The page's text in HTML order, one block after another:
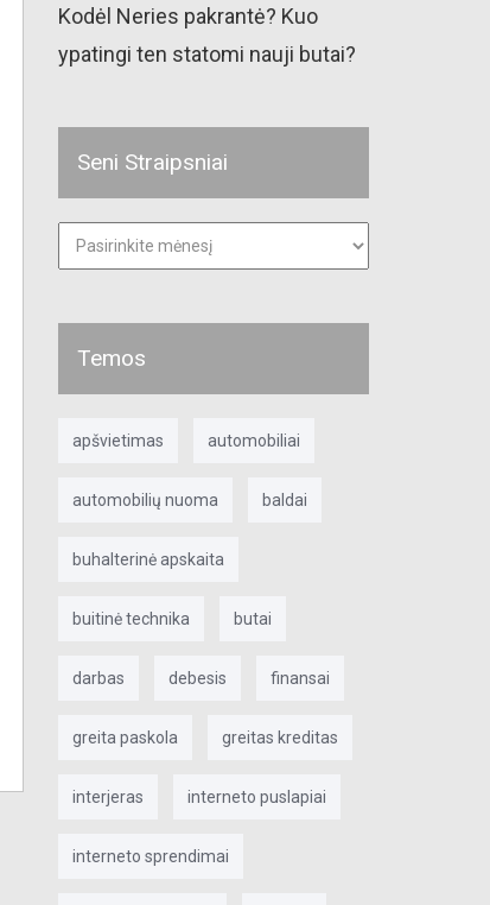
Kodėl Neries pakrantė? Kuo
ypatingi ten statomi nauji butai?
Seni Straipsniai
Seni
straipsniai
Temos
apšvietimas automobiliai
automobilių nuoma baldai
buhalterinė apskaita
buitinė technika butai
darbas debesis finansai
greita paskola greitas kreditas
interjeras interneto puslapiai
interneto sprendimai